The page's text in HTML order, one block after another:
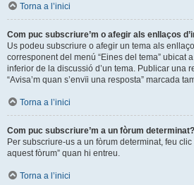
Torna a l’inici
Com puc subscriure’m o afegir als enllaços
Us podeu subscriure o afegir un tema als
corresponent del menú “Eines del tema” ubicat
inferior de la discussió d’un tema. Publicar una
“Avisa’m quan s’envïi una resposta” marcada
Torna a l’inici
Com puc subscriure’m a un fòrum determinat?
Per subscriure-us a un fòrum determinat, feu clic
aquest fòrum” quan hi entreu.
Torna a l’inici